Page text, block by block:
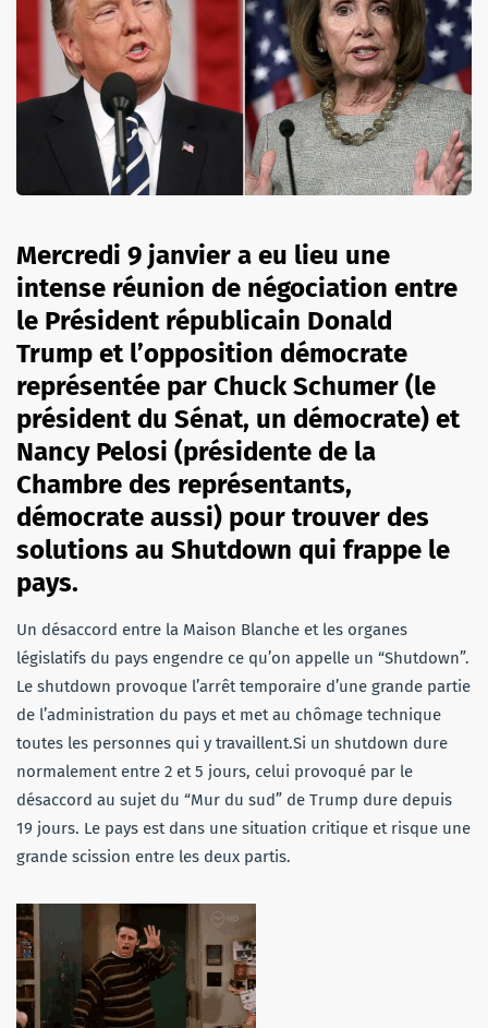
Mercredi 9 janvier a eu lieu une
intense réunion de négociation entre
le Président républicain Donald
Trump et l’opposition démocrate
représentée par Chuck Schumer (le
président du Sénat, un démocrate) et
Nancy Pelosi (présidente de la
Chambre des représentants,
démocrate aussi) pour trouver des
solutions au Shutdown qui frappe le
pays.
Un désaccord entre la Maison Blanche et les organes
législatifs du pays engendre ce qu’on appelle un “Shutdown”.
Le shutdown provoque l’arrêt temporaire d’une grande partie
de l’administration du pays et met au chômage technique
toutes les personnes qui y travaillent.Si un shutdown dure
normalement entre 2 et 5 jours, celui provoqué par le
désaccord au sujet du “Mur du sud” de Trump dure depuis
19 jours. Le pays est dans une situation critique et risque une
grande scission entre les deux partis.